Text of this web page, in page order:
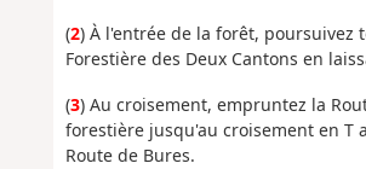
(2) À l'entrée de la forêt,
Forestière des Deux Cantons en
(3) Au croisement, empruntez la
forestière jusqu'au croisement en T
Route de Bures.